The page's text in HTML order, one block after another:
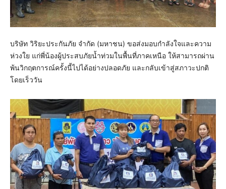
บริษัท วิริยะประกันภัย จำกัด (มหาชน) ขอส่งมอบกำลังใจและความ
ห่วงใย แก่พี่น้องผู้ประสบภัยน้ำท่วมในพื้นที่ภาคเหนือ ให้สามารถผ่าน
พ้นวิกฤตการณ์ครั้งนี้ไปได้อย่างปลอดภัย และกลับเข้าสู่สภาวะปกติ
โดยเร็ววัน